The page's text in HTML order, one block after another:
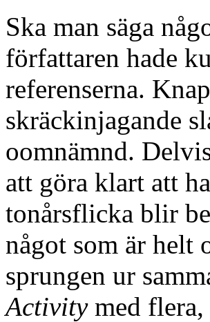
Ska man säga
författaren hade
referenserna.
skräckinjagande
oomnämnd.
att göra klart att
tonårsflicka blir
något som är helt
sprungen ur
Activitymed flera,